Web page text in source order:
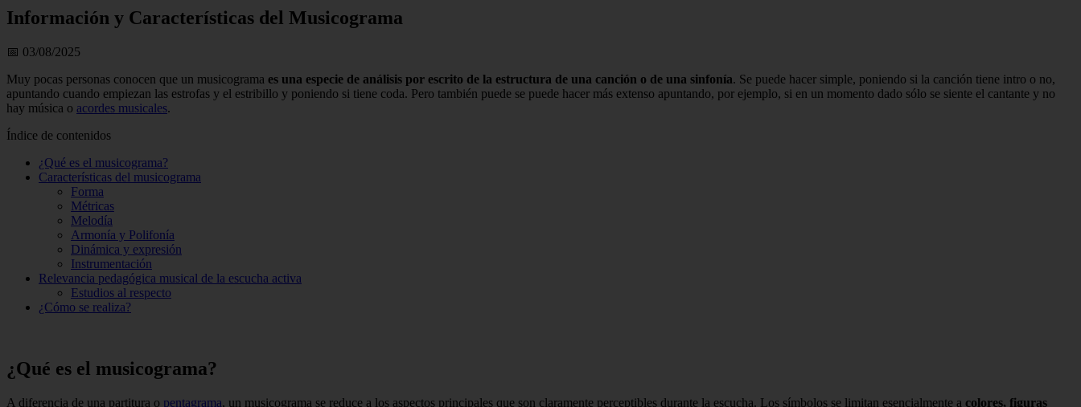
Información y Características del Musicograma
📅 03/08/2025
Muy pocas personas conocen que un musicograma es una especie de análisis por escrito de la estructura de una canción o de una sinfonía. Se puede hacer simple, poniendo si la canción tiene intro o no,
apuntando cuando empiezan las estrofas y el estribillo y poniendo si tiene coda. Pero también puede se puede hacer más extenso apuntando, por ejemplo, si en un momento dado sólo se siente el cantante y no
hay música o acordes musicales.
Índice de contenidos
¿Qué es el musicograma?
Características del musicograma
Forma
Métricas
Melodía
Armonía y Polifonía
Dinámica y expresión
Instrumentación
Relevancia pedagógica musical de la escucha activa
Estudios al respecto
¿Cómo se realiza?
¿Qué es el musicograma?
A diferencia de una partitura o pentagrama, un musicograma se reduce a los aspectos principales que son claramente perceptibles durante la escucha. Los símbolos se limitan esencialmente a colores, figuras